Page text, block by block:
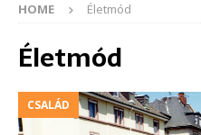
HOME Életmód
Életmód
CSALÁD